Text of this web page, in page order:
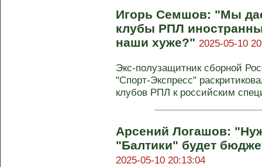
Игорь Семшов: "Мы
клубы РПЛ
наши хуже?" 2025-05-10
Экс-полузащитник сборной
"Спорт-Экспресс"
клубов РПЛ к российским
Арсений Логашов:
"Балтики" будет
2025-05-10 20:13:04